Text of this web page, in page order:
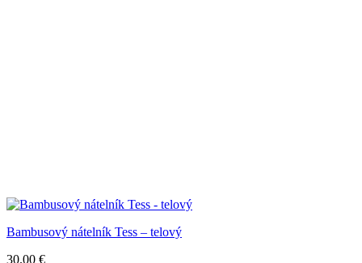
Bambusový nátelník Tess – telový
30.00 €